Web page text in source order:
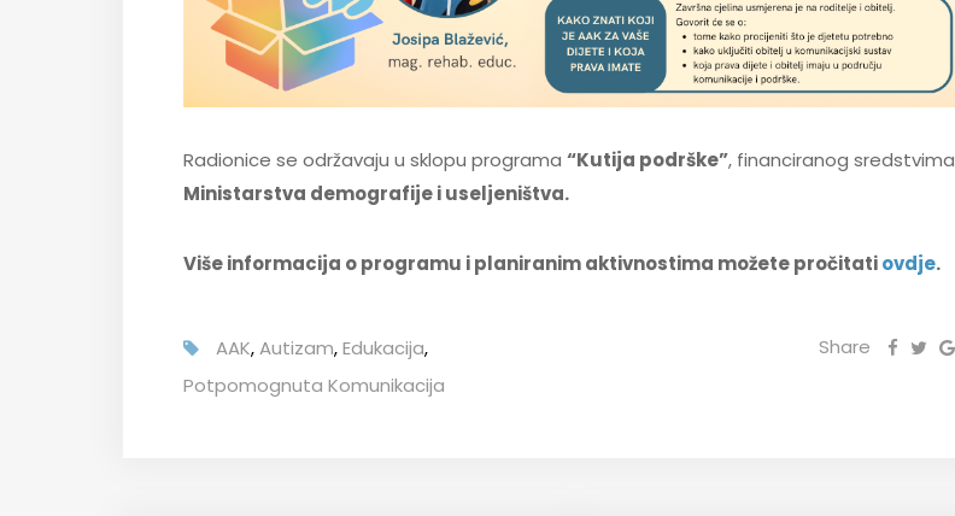
Radionice se održavaju u sklopu programa “Kutija podrške”, financiranog sredstvima
Ministarstva demografije i useljeništva.
Više informacija o programu i planiranim aktivnostima možete pročitatiovdje.
AAK,Autizam,Edukacija,
Potpomognuta Komunikacija
Share